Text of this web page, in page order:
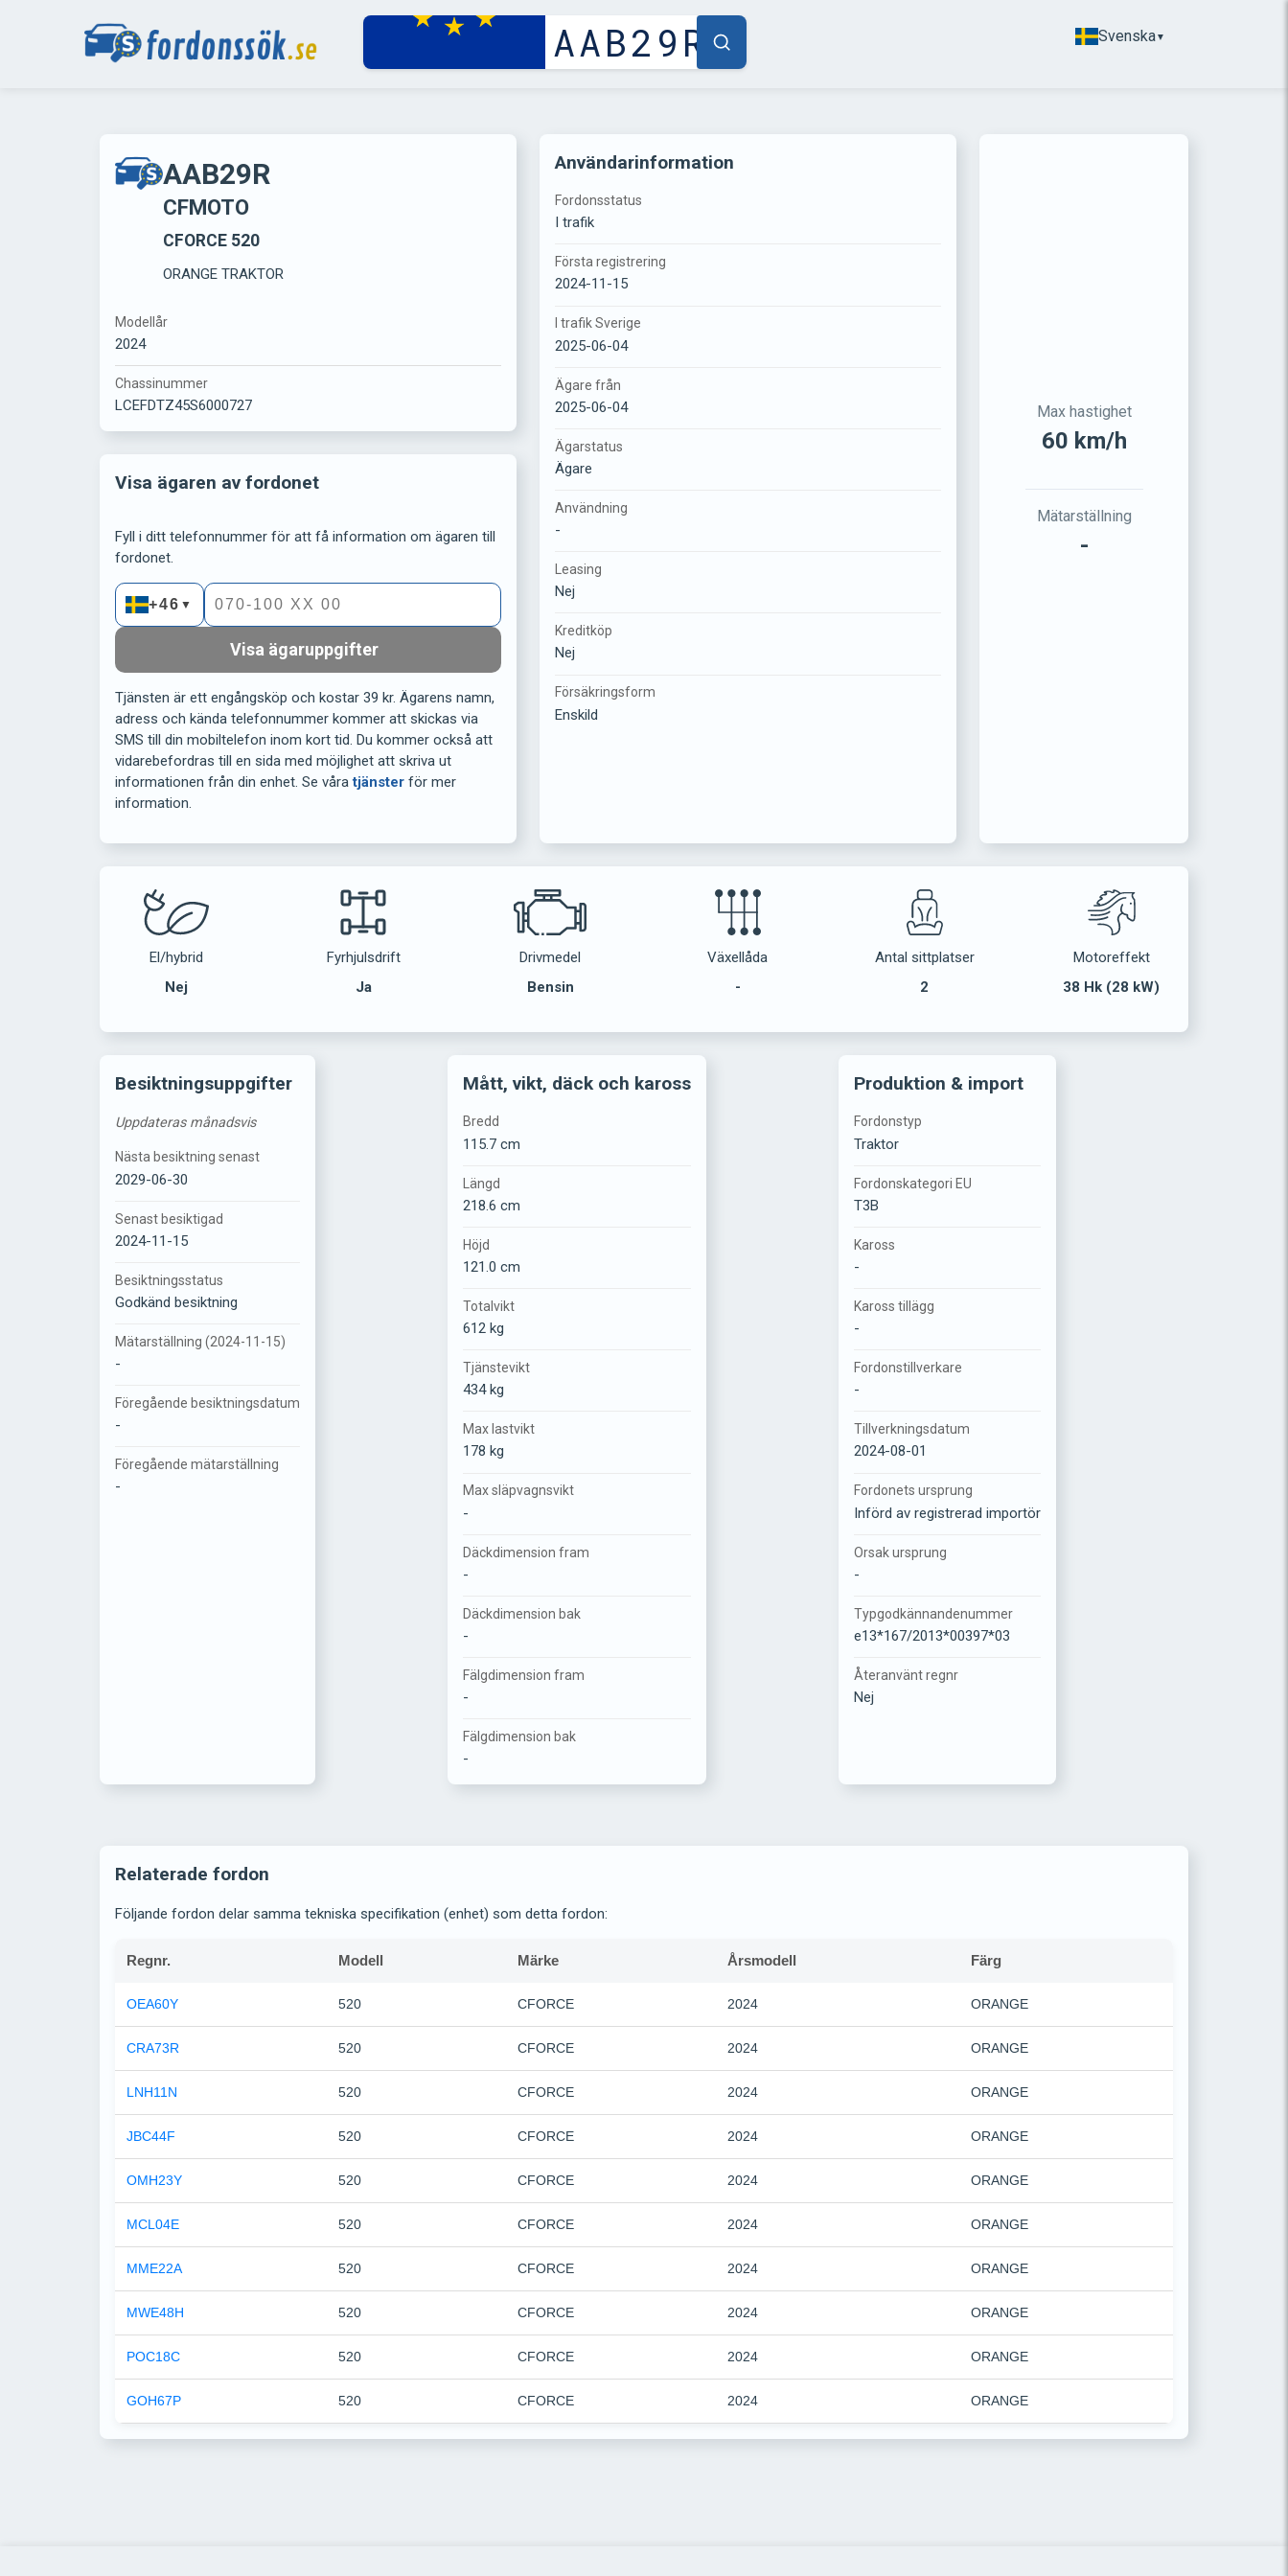
Svenska▼
AAB29R
CFMOTO
CFORCE 520
ORANGE TRAKTOR
Modellår
2024
Chassinummer
LCEFDTZ45S6000727
Visa ägaren av fordonet
Fyll i ditt telefonnummer för att få information om ägaren till
fordonet.
+46 ▼
Visa ägaruppgifter
Tjänsten är ett engångsköp och kostar 39 kr. Ägarens namn,
adress och kända telefonnummer kommer att skickas via
SMS till din mobiltelefon inom kort tid. Du kommer också att
vidarebefordras till en sida med möjlighet att skriva ut
informationen från din enhet. Se våratjänster för mer
information.
Användarinformation
Fordonsstatus
I trafik
Första registrering
2024-11-15
I trafik Sverige
2025-06-04
Ägare från
2025-06-04
Ägarstatus
Ägare
Användning
-
Leasing
Nej
Kreditköp
Nej
Försäkringsform
Enskild
Max hastighet
60 km/h
Mätarställning
-
El/hybrid
Nej
Fyrhjulsdrift
Ja
Drivmedel
Bensin
Växellåda
-
Antal sittplatser
2
Motoreffekt
38 Hk (28 kW)
Besiktningsuppgifter
Uppdateras månadsvis
Nästa besiktning senast
2029-06-30
Senast besiktigad
2024-11-15
Besiktningsstatus
Godkänd besiktning
Mätarställning (2024-11-15)
-
Föregående besiktningsdatum
-
Föregående mätarställning
-
Mått, vikt, däck och kaross
Bredd
115.7 cm
Längd
218.6 cm
Höjd
121.0 cm
Totalvikt
612 kg
Tjänstevikt
434 kg
Max lastvikt
178 kg
Max släpvagnsvikt
-
Däckdimension fram
-
Däckdimension bak
-
Fälgdimension fram
-
Fälgdimension bak
-
Produktion & import
Fordonstyp
Traktor
Fordonskategori EU
T3B
Kaross
-
Kaross tillägg
-
Fordonstillverkare
-
Tillverkningsdatum
2024-08-01
Fordonets ursprung
Införd av registrerad importör
Orsak ursprung
-
Typgodkännandenummer
e13*167/2013*00397*03
Återanvänt regnr
Nej
Relaterade fordon
Följande fordon delar samma tekniska specifikation (enhet) som detta fordon:
Regnr. Modell Märke Årsmodell Färg
OEA60Y 520 CFORCE 2024 ORANGE
CRA73R 520 CFORCE 2024 ORANGE
LNH11N 520 CFORCE 2024 ORANGE
JBC44F 520 CFORCE 2024 ORANGE
OMH23Y 520 CFORCE 2024 ORANGE
MCL04E 520 CFORCE 2024 ORANGE
MME22A 520 CFORCE 2024 ORANGE
MWE48H 520 CFORCE 2024 ORANGE
POC18C 520 CFORCE 2024 ORANGE
GOH67P 520 CFORCE 2024 ORANGE